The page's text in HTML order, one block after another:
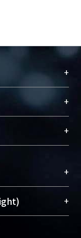
+
珍藏及向國際
，圖書館整合
不同功能平
。期能整合研
researcher
integrates the
“Academic
+
+
+
取用性的社會運
著作公開供使
+